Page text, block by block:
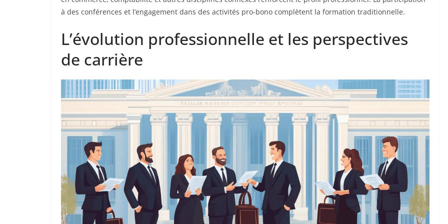
à des conférences et l’engagement dans des activités pro-bono complètent la formation traditionnelle.
L’évolution professionnelle et les perspectives
de carrière